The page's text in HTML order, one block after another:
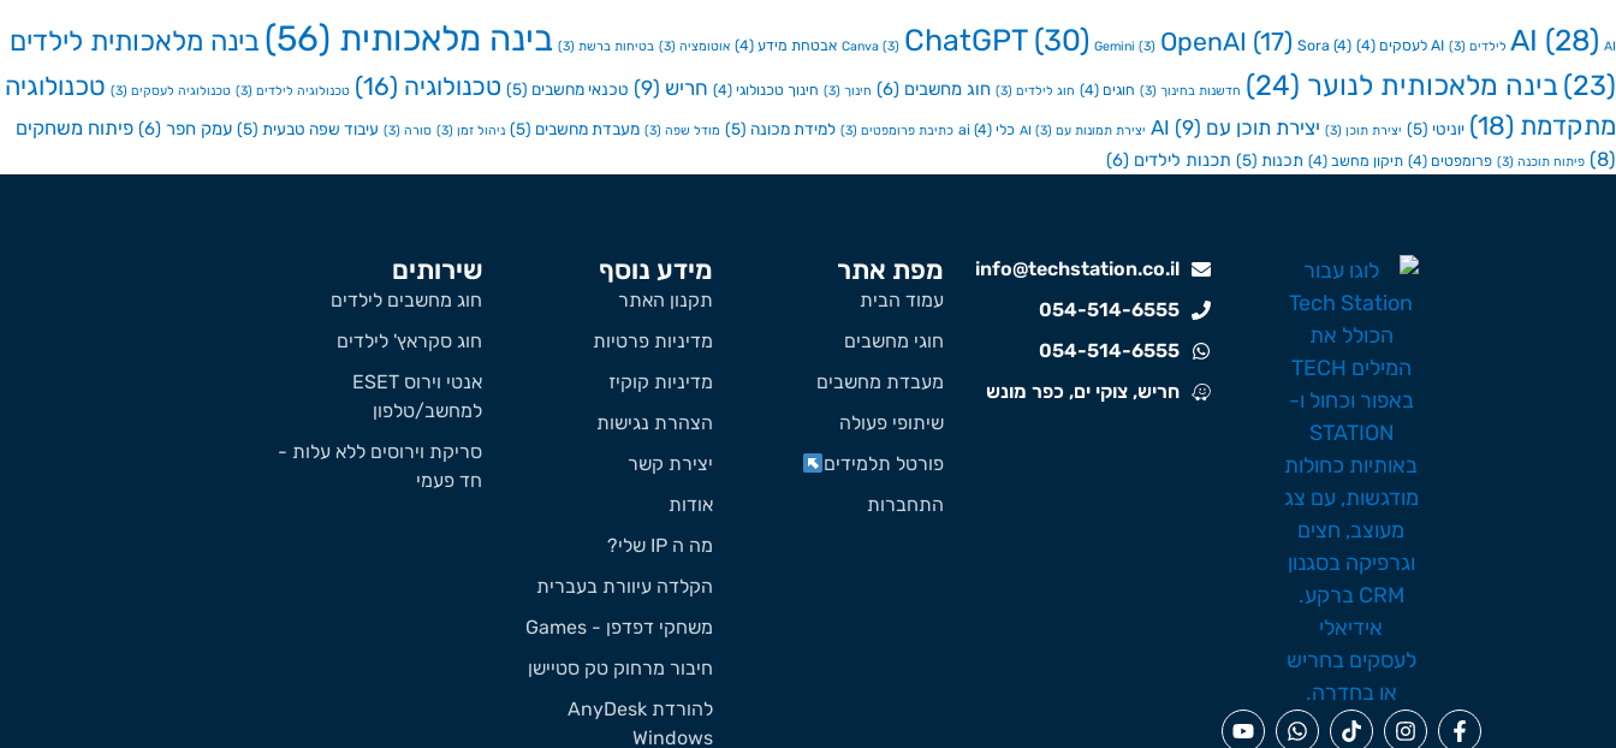
AI (28) AI לילדים (3) AI לעסקים (4)
Canva (3) ChatGPT(30) Gemini (3) OpenAI (17) Sora (4) אבטחת מידע (4) אוטומציה (3) בטיחות ברשת (3) בינה מלאכותית (56)
בינה מלאכותית לילדים
(23)
בינה מלאכותית לנוער (24) חדשנות בחינוך (3) חוגים (4) חוג לילדים (3) חוג מחשבים (6) חינוך (3) חינוך טכנולוגי (4) חריש (9) טכנאי מחשבים (5) טכנולוגיה (16) טכנולוגיה לילדים (3) טכנולוגיה לעסקים (3)
טכנולוגיה
מתקדמת (18) יוניטי (5) יצירת תוכן (3) יצירת תוכן עם AI (9) יצירת תמונות עם AI (3) כלי ai (4) כתיבת פרומפטים (3) למידת מכונה (5) מודל שפה (3) מעבדת מחשבים (5) ניהול זמן (3) סורה (3) עיבוד שפה טבעית (5) עמק חפר (6)
פיתוח משחקים
(8)
פיתוח תוכנה (3) פרומפטים (4) תיקון מחשב (4) תכנות (5) תכנות לילדים (6)
info@techstation.co.il
054-514-6555
054-514-6555
חריש, צוקי ים, כפר מונש
מפת אתר
עמוד הבית
חוגי מחשבים
מעבדת מחשבים
שיתופי פעולה
פורטל תלמידים
התחברות
מידע נוסף
תקנון האתר
מדיניות פרטיות
מדיניות קוקיז
הצהרת נגישות
יצירת קשר
אודות
מה ה IP שלי?
הקלדה עיוורת בעברית
משחקי דפדפן - Games
חיבור מרחוק טק סטיישן
להורדת AnyDesk
Windows
שירותים
חוג מחשבים לילדים
חוג סקראץ' לילדים
אנטי וירוס ESET
למחשב/טלפון
סריקת וירוסים ללא עלות -
חד פעמי